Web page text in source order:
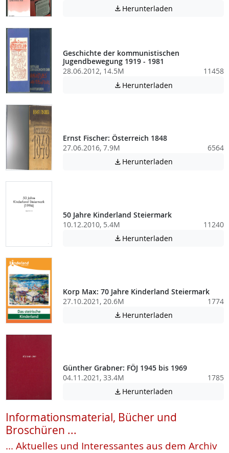
 Herunterladen
Geschichte der kommunistischen
Jugendbewegung 1919 - 1981
28.06.2012, 14.5M
11458
 Herunterladen
Ernst Fischer: Österreich 1848
27.06.2016, 7.9M
6564
 Herunterladen
50 Jahre Kinderland Steiermark
10.12.2010, 5.4M
11240
 Herunterladen
Korp Max: 70 Jahre Kinderland Steiermark
27.10.2021, 20.6M
1774
 Herunterladen
Günther Grabner: FÖJ 1945 bis 1969
04.11.2021, 33.4M
1785
 Herunterladen
Informationsmaterial, Bücher und
Broschüren ...
... Aktuelles und Interessantes aus dem Archiv